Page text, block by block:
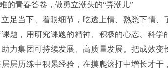
的青春答卷，做勇立潮头的“弄潮儿”
足当下、着眼细节，吃透上情、熟悉下情、
题，用研究课题的精神、积极的心态、科学
力集团可持续发展、高质量发展。把成效变
层历练中积累经验，在摸爬滚打中增长才干